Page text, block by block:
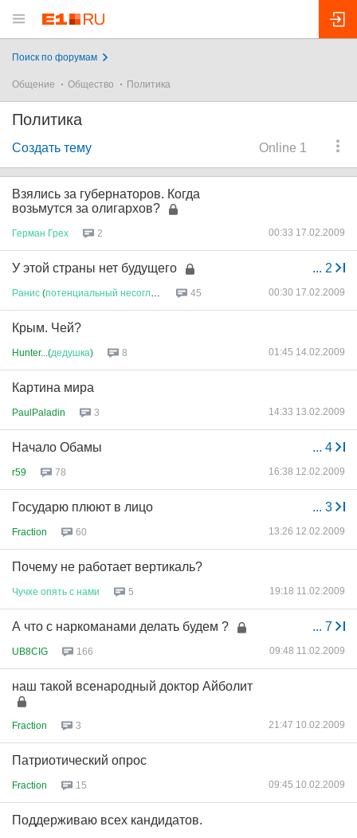
Поиск по форумам
Общение Общество Политика
Политика
Online 1
Создать тему
Взялись за губернаторов. Когда
возьмутся за олигархов?
Герман Грех 2 00:33 17.02.2009
... 2
У этой страны нет будущего
Ранис (потенциальный несогласн 45 00:30 17.02.2009
Крым. Чей?
Hunter...(дедушка) 8 01:45 14.02.2009
Картина мира
PaulPaladin 3 14:33 13.02.2009
... 4
Начало Обамы
r59 78 16:38 12.02.2009
... 3
Государю плюют в лицо
Fraction 60 13:26 12.02.2009
Почему не работает вертикаль?
Чучхе опять с нами 5 19:18 11.02.2009
... 7
А что с наркоманами делать будем ?
UB8CIG 166 09:48 11.02.2009
наш такой всенародный доктор Айболит
Fraction 3 21:47 10.02.2009
Патриотический опрос
Fraction 15 09:45 10.02.2009
Поддерживаю всех кандидатов.